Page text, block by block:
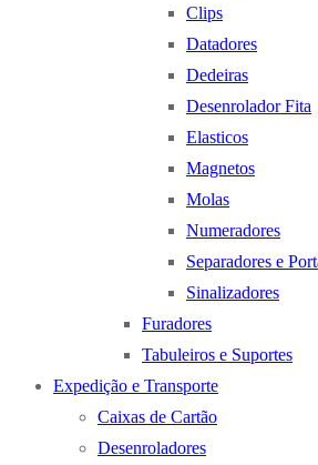
Clips
Datadores
Dedeiras
Desenrolador Fita
Elasticos
Magnetos
Molas
Numeradores
Separadores e
Sinalizadores
Furadores
Tabuleiros e Suportes
Expedição e Transporte
Caixas de Cartão
Desenroladores